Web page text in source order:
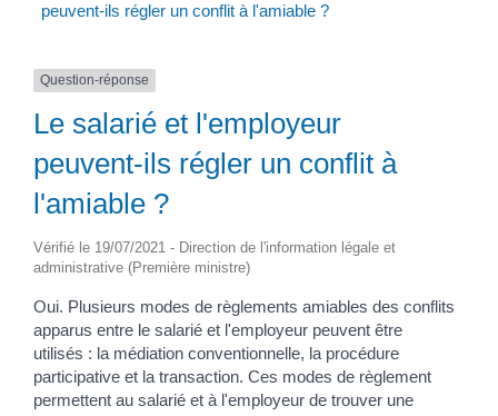
peuvent-ils régler un conflit à l'amiable ?
Question-réponse
Le salarié et l'employeur
peuvent-ils régler un conflit à
l'amiable ?
Vérifié le 19/07/2021 - Direction de l'information légale et
administrative (Première ministre)
Oui. Plusieurs modes de règlements amiables des conflits
apparus entre le salarié et l'employeur peuvent être
utilisés : la médiation conventionnelle, la procédure
participative et la transaction. Ces modes de règlement
permettent au salarié et à l'employeur de trouver une